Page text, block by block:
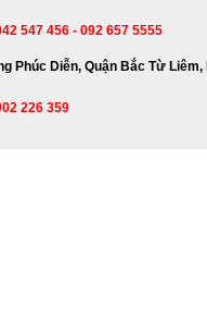
547 456 - 092 657 5555
Phúc Diễn, Quận Bắc Từ Liêm,
226 359